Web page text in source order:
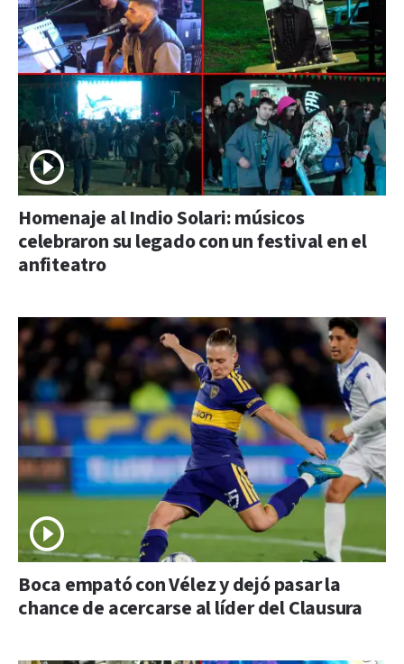
Homenaje al Indio Solari: músicos
celebraron su legado con un festival en el
anfiteatro
Boca empató con Vélez y dejó pasar la
chance de acercarse al líder del Clausura